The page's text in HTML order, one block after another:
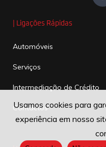
| Ligações Rápidas
Automóveis
Serviços
Intermediação de Crédito
Contactos
Usamos cookies para
experiência em nosso